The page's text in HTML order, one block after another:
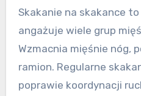
Skakanie na skakance
angażuje wiele grup
Wzmacnia mięśnie nóg,
ramion. Regularne
poprawie koordynacji